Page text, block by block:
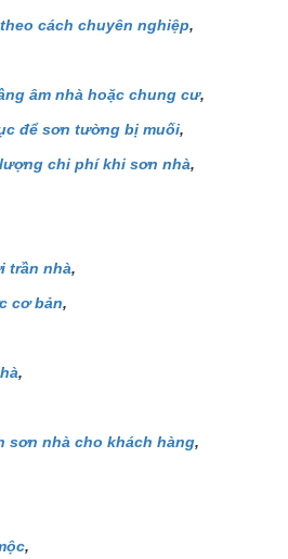
cách chuyên nghiệp,
âm nhà hoặc chung cư,
để sơn tường bị muối,
chi phí khi sơn nhà,
trần nhà,
cơ bản,
,
sơn nhà cho khách hàng,
,